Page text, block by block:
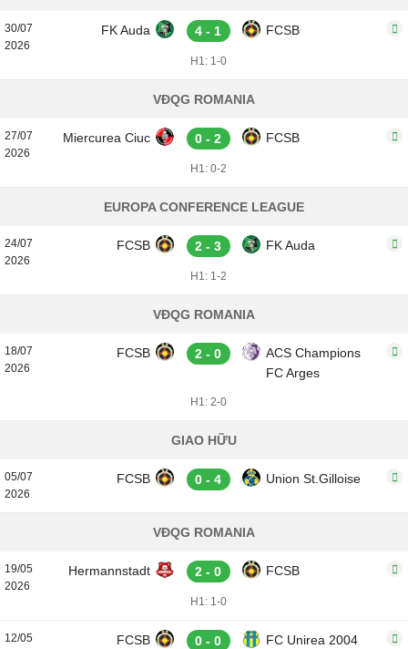
30/07
2026
FK Auda 4 - 1 FCSB
H1: 1-0
VĐQG ROMANIA
27/07
2026
Miercurea Ciuc 0 - 2 FCSB
H1: 0-2
EUROPA CONFERENCE LEAGUE
24/07
2026
FCSB 2 - 3 FK Auda
H1: 1-2
VĐQG ROMANIA
18/07
2026
FCSB 2 - 0
ACS Champions
FC Arges
H1: 2-0
GIAO HỮU
05/07
2026
FCSB 0 - 4 Union St.Gilloise
VĐQG ROMANIA
19/05
2026
Hermannstadt 2 - 0 FCSB
H1: 1-0
12/05
FCSB 0 - 0
FC Unirea 2004